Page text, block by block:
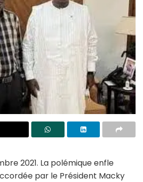
2021. La polémique enfle
par le Président Macky